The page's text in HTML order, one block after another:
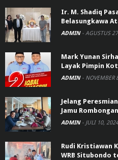
Ir. M. Shadiq
Belasungkawa
ADMIN - AGUSTUS
Mark Yunan
Layak Pimpin
ADMIN - NOVEMBER
Jelang
Jamu
ADMIN - JULI 10, 2024
Rudi Kristiawan
WRB Situbondo